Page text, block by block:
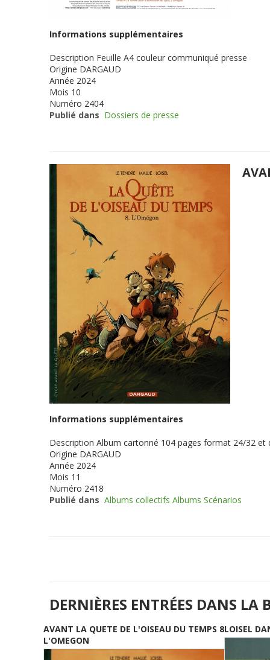
Informations supplémentaires
Description Feuille A4 couleur communiqué presse
Origine DARGAUD
Année 2024
Mois 10
Numéro 2404
Publié dans Dossiers de presse
Informations supplémentaires
Description Album cartonné 104 pages format 24/32 et
Origine DARGAUD
Année 2024
Mois 11
Numéro 2418
Publié dans Albums collectifs Albums Scénarios
DERNIÈRES ENTRÉES DANS LA
AVANT LA QUETE DE L'OISEAU DU TEMPS 8
L'OMEGON
LOISEL